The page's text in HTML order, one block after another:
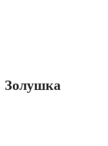
Золушка